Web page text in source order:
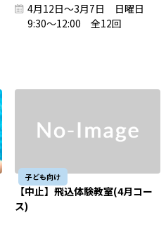
4月12日～3月7日 日曜日
9:30～12:00 全12回
子ども向け
【中止】飛込体験教室(4月コー
ス)